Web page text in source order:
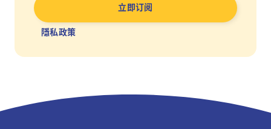
隱私政策